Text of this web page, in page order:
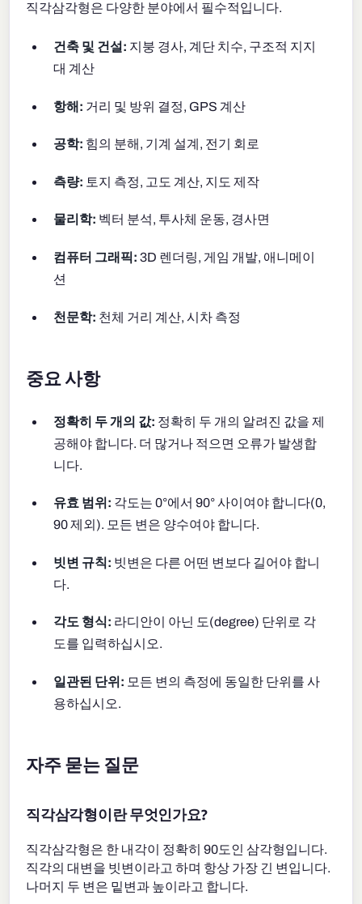
직각삼각형은 다양한 분야에서 필수적입니다.
건축 및 건설: 지붕 경사, 계단 치수, 구조적 지지
대 계산
항해: 거리 및 방위 결정, GPS 계산
공학: 힘의 분해, 기계 설계, 전기 회로
측량: 토지 측정, 고도 계산, 지도 제작
물리학: 벡터 분석, 투사체 운동, 경사면
컴퓨터 그래픽: 3D 렌더링, 게임 개발, 애니메이
션
천문학: 천체 거리 계산, 시차 측정
중요 사항
정확히 두 개의 값: 정확히 두 개의 알려진 값을 제
공해야 합니다. 더 많거나 적으면 오류가 발생합
니다.
유효 범위: 각도는 0°에서 90° 사이여야 합니다(0,
90 제외). 모든 변은 양수여야 합니다.
빗변 규칙: 빗변은 다른 어떤 변보다 길어야 합니
다.
각도 형식: 라디안이 아닌 도(degree) 단위로 각
도를 입력하십시오.
일관된 단위: 모든 변의 측정에 동일한 단위를 사
용하십시오.
자주 묻는 질문
직각삼각형이란 무엇인가요?
직각삼각형은 한 내각이 정확히 90도인 삼각형입니다.
직각의 대변을 빗변이라고 하며 항상 가장 긴 변입니다.
나머지 두 변은 밑변과 높이라고 합니다.